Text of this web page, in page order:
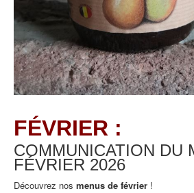
FÉVRIER :
COMMUNICATION DU
FÉVRIER 2026
Découvrez nos menus de février !